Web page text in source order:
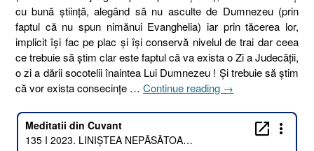
cu bună ştiinţă, alegând să nu asculte de Dumnezeu (prin
faptul că nu spun nimănui Evanghelia) iar prin tăcerea lor,
implicit își fac pe plac și își conservă nivelul de trai dar ceea
ce trebuie să știm clar este faptul că va exista o Zi a Judecății,
o zi a dării socotelii înaintea Lui Dumnezeu ! Și trebuie să știm
că vor exista consecințe … Continue reading „135
2023.
LINIȘTEA
→